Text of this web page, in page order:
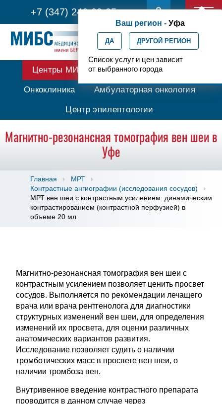
+7 (347) 246-03-35
Ваш регион - Уфа
ДА ДРУГОЙ РЕГИОН
Список услуг и цен зависит
от выбранного города
Центры МИБС Протонная терапия
Онкоклиника Амбулаторная онкология
Центр эпилептологии
Магнитно-резонансная томография вен шеи в
Уфе
Главная
МРТ
Контрастные ангиографии (исследования сосудов)
МРТ вен шеи с контрастным усилением: динамическим
контрастированием (контрастной перфузией) в
объеме 20 мл
Магнитно-резонансная томография вен шеи с
контрастным усилением позволяет ценить просвет
сосудов. Выполняется по рекомендации лечащего
врача или врача рентгенолога для диагностики
структурных изменений вен шеи, для определения
изменений их просвета, для оценки различных
анатомических вариантов развития.
Исследование позволяет судить о наличии
тромботических масс в просвете вен шеи, о
наличии тромбоза вен.
Внутривенное введение контрастного препарата
проводится в данном случае через